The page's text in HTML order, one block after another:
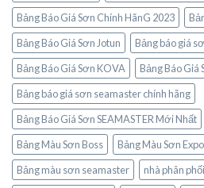
Bảng Báo Giá Sơn Chính HãnG 2023
Bảng Báo Giá Sơn Jotun
Bảng báo giá
Bảng Báo Giá Sơn KOVA
Bảng Báo Giá
Bảng báo giá sơn seamaster chính hãng
Bảng Báo Giá Sơn SEAMASTER Mới Nhất
Bảng Màu Sơn Boss
Bảng Màu Sơn Expo
Bảng màu sơn seamaster
nhà phân